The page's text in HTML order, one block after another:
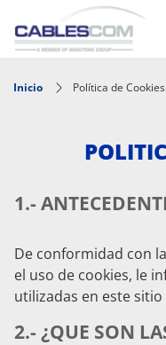
Pasar al contenido
Inicio Política de Cookies
1.-
De conformidad con
el uso de cookies, le
utilizadas en este sitio
2.- ¿QUE SON